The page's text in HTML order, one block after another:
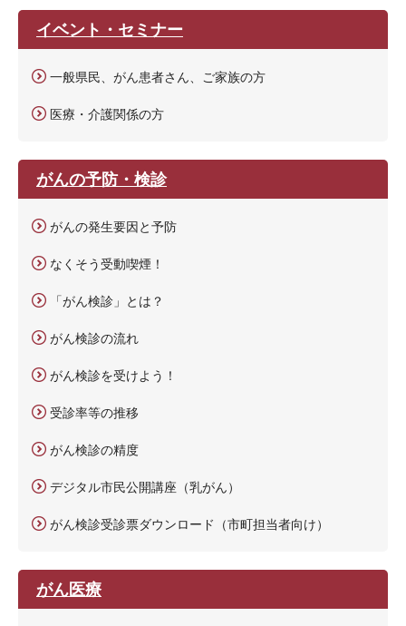
イベント・セミナー
一般県民、がん患者さん、ご家族の方
医療・介護関係の方
がんの予防・検診
がんの発生要因と予防
なくそう受動喫煙！
「がん検診」とは？
がん検診の流れ
がん検診を受けよう！
受診率等の推移
がん検診の精度
デジタル市民公開講座（乳がん）
がん検診受診票ダウンロード（市町担当者向け）
がん医療